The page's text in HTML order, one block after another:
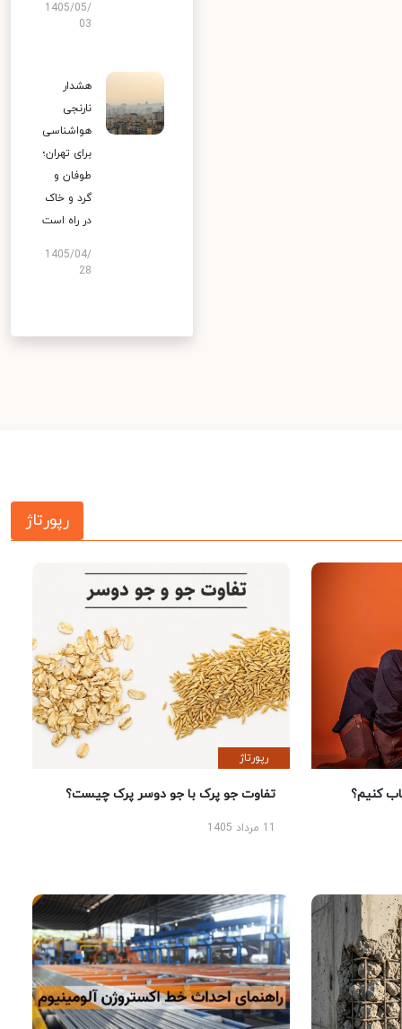
1405/05/
03
هشدار
نارنجی
هواشناسی
برای تهران؛
طوفان و
گرد و خاک
در راه است
1405/04/
28
رپورتاژ
کنیم؟
رپورتاژ
تفاوت جو پرک با جو دوسر پرک چیست؟